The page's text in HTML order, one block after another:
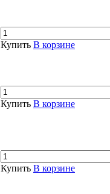
Купить В корзине
Купить В корзине
Купить В корзине